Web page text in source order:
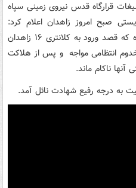
قرارگاه قدس نیروی زمینی سپاه
صبح امروز زاهدان اعلام کرد:
صبح امروز یک تیم تروریستی ۴ نفره که قصد ورود به کلانتری ۱۶ زاهدان
خدوم انتظامی مواجه و پس از هلاکت
ناکام ماند.
به درجه رفیع شهادت نائل آمد.